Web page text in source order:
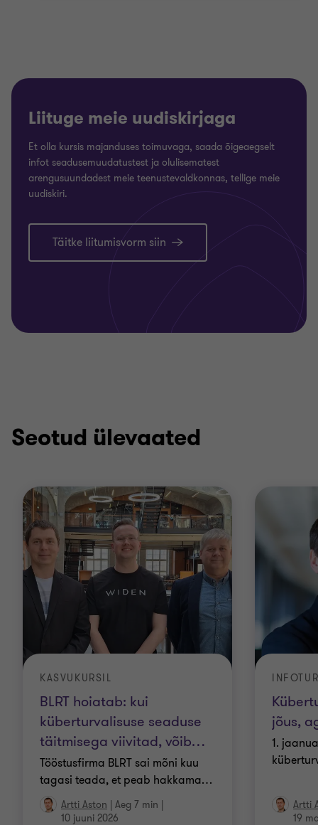
Liituge meie uudiskirjaga
Et olla kursis majanduses toimuvaga, saada õigeaegselt
infot seadusemuudatustest ja olulisematest
arengusuundadest meie teenustevaldkonnas, tellige meie
uudiskiri.
Täitke liitumisvorm siin
Seotud ülevaated
BLRT hoiatab: kui
küberturvalisuse seaduse
täitmisega viivitad, võib…
KASVUKURSIL
Tööstusfirma BLRT sai mõni kuu
tagasi teada, et peab hakkama…
Artti Aston | Aeg 7 min |
10 juuni 2026
jõus,
1.
Artti
19